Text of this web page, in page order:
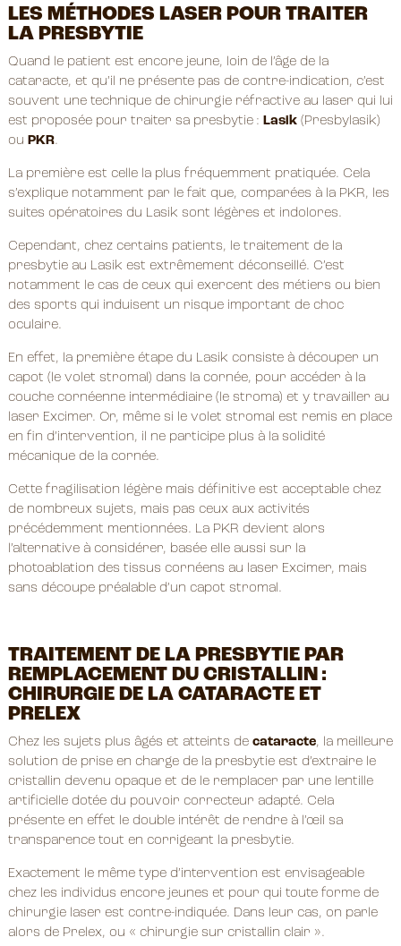
LES MÉTHODES LASER POUR TRAITER
LA PRESBYTIE
Quand le patient est encore jeune, loin de l’âge de la
cataracte, et qu’il ne présente pas de contre-indication, c’est
souvent une technique de chirurgie réfractive au laser qui lui
est proposée pour traiter sa presbytie : Lasik(Presbylasik)
ou PKR.
La première est celle la plus fréquemment pratiquée. Cela
s’explique notamment par le fait que, comparées à la PKR, les
suites opératoires du Lasik sont légères et indolores.
Cependant, chez certains patients, le traitement de la
presbytie au Lasik est extrêmement déconseillé. C’est
notamment le cas de ceux qui exercent des métiers ou bien
des sports qui induisent un risque important de choc
oculaire.
En effet, la première étape du Lasik consiste à découper un
capot (le volet stromal) dans la cornée, pour accéder à la
couche cornéenne intermédiaire (le stroma) et y travailler au
laser Excimer. Or, même si le volet stromal est remis en place
en fin d’intervention, il ne participe plus à la solidité
mécanique de la cornée.
Cette fragilisation légère mais définitive est acceptable chez
de nombreux sujets, mais pas ceux aux activités
précédemment mentionnées. La PKR devient alors
l’alternative à considérer, basée elle aussi sur la
photoablation des tissus cornéens au laser Excimer, mais
sans découpe préalable d’un capot stromal.
TRAITEMENT DE LA PRESBYTIE PAR
REMPLACEMENT DU CRISTALLIN :
CHIRURGIE DE LA CATARACTE ET
PRELEX
Chez les sujets plus âgés et atteints de cataracte, la meilleure
solution de prise en charge de la presbytie est d’extraire le
cristallin devenu opaque et de le remplacer par une lentille
artificielle dotée du pouvoir correcteur adapté. Cela
présente en effet le double intérêt de rendre à l’œil sa
transparence tout en corrigeant la presbytie.
Exactement le même type d’intervention est envisageable
chez les individus encore jeunes et pour qui toute forme de
chirurgie laser est contre-indiquée. Dans leur cas, on parle
alors de Prelex, ou « chirurgie sur cristallin clair ».